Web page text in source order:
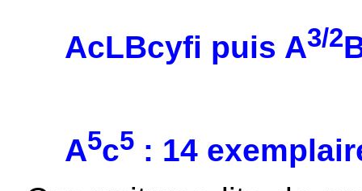
AcLBcyfi puis A3/2
A5c5 : 14